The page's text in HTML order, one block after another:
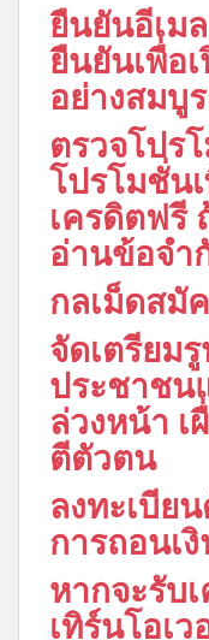
ยืนยันอีเม
ยืนยันเพื่อ
อย่างสมบู
ตรวจโปร
โปรโมชั่น
เครดิตฟรี
อ่านข้อจำ
กลเม็ดสมั
จัดเตรียม
ประชาชน
ล่วงหน้า เ
ตีตัวตน
ลงทะเบีย
การถอนเ
หากจะรับ
เทิร์นโอเ